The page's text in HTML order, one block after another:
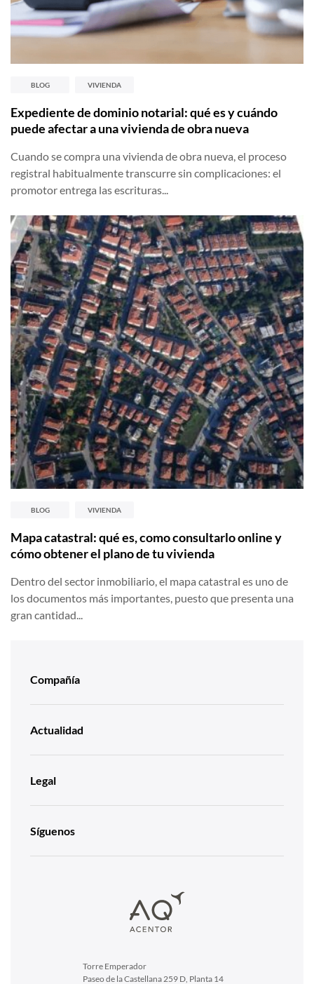
BLOG VIVIENDA
Expediente de dominio notarial: qué es y cuándo
puede afectar a una vivienda de obra nueva
Cuando se compra una vivienda de obra nueva, el proceso
registral habitualmente transcurre sin complicaciones: el
promotor entrega las escrituras...
BLOG VIVIENDA
Mapa catastral: qué es, como consultarlo online y
cómo obtener el plano de tu vivienda
Dentro del sector inmobiliario, el mapa catastral es uno de
los documentos más importantes, puesto que presenta una
gran cantidad...
Compañía
Actualidad
Legal
Síguenos
Torre Emperador
Paseo de la Castellana 259 D, Planta 14